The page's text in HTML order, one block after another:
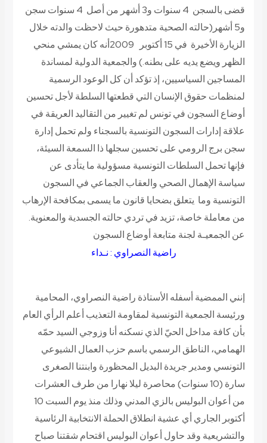
قضى بالسجن 4 سنوات و3 أشهر من أصل 4 سنوات سجن
و5 أشهر(حالته الصحية متدهورة حيث لاحظت والدته خلال
الزيارة الأخيرة في 15 أكتوبر 2009أنه كان يمشي منحي
الظهر ويضع يديه على بطنه.) والجمعية الدولية لمساندة
المساجين السياسيين، إذ تؤكد أن كل الوعود الرسمية
لمنظمات حقوق الإنسان التي قطعتها السلطة لأجل تحسين
أوضاع السجون في تونس لم تغيير من التقاليد العريقة في
علاقة إدارات السجون التونسية بالسجناء ولم تحمل إدارة
سجن برج الرومي على تحسين سجلها ذا السمعة السيئة،
فإنها تحمل السلطات التونسية مسؤولية ما يتأدى عن
سياسة الإهمال الصحي والعقاب الجماعي في السجون
التونسية وما يتعلق بضحايا قانون ما يسمى بمكافحة الإرهاب
من معاملة خاصة، تزيد في تردي حالته الجسدية والمعنوية.
عن الجمعيـة لجنة متابعة أوضاع السجون
راضية النصراوي : نـداء
إنني الممضية أسفله الأستاذة راضية النصراوي، المحامية
ورئيسة الجمعية التونسية لمقاومة التعذيب أعلم الرأي العام
بأن كافة مداخل الحيّ الذي نسكنه أنا وزوجي السيد حمّه
الهمامي، الناطق الرسمي باسم حزب العمال الشيوعي
التونسي ومدير جريدة البديل المحظورة وابنتنا الصغرى
سارة (10 سنوات) محاصرة ليلا نهارا من طرف العشرات
من أعوان البوليس بالزي المدني وذلك منذ يوم السبت 10
أكتوبر الجاري أي عشية انطلاق الحملة الانتخابية الرئاسية
والتشريعية وقد حاول أعوان البوليس اقتحام شقتنا صباح